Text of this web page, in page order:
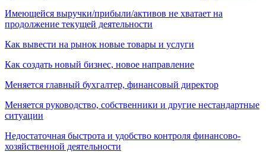
Имеющейся выручки/прибыли/активов не хватает на
продолжение текущей деятельности
Как вывести на рынок новые товары и услуги
Как создать новый бизнес, новое направление
Меняется главный бухгалтер, финансовый директор
Меняется руководство, собственники и другие нестандартные
ситуации
Недостаточная быстрота и удобство контроля финансово-
хозяйственной деятельности